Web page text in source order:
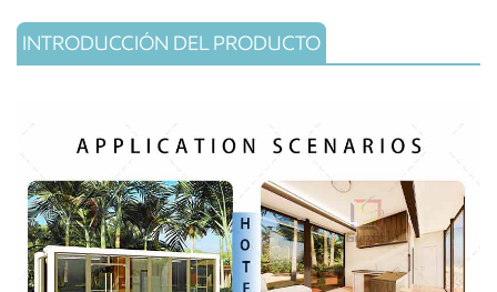
INTRODUCCIÓN DEL PRODUCTO